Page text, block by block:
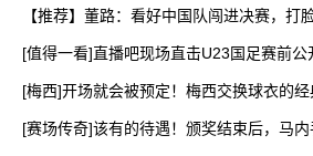
【推荐】董路：看好中国队闯进决赛，打
[值得一看]直播吧现场直击U23国足赛前
[梅西]开场就会被预定！梅西交换球衣的经
[赛场传奇]该有的待遇！颁奖结束后，马